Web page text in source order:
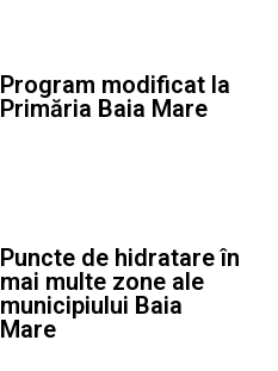
Program modificat la
Primăria Baia Mare
Puncte de hidratare în
mai multe zone ale
municipiului Baia
Mare